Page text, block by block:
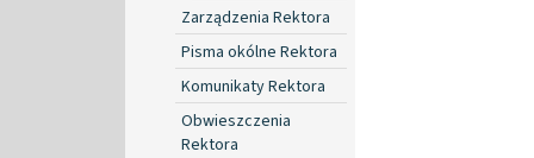
Zarządzenia Rektora
Pisma okólne Rektora
Komunikaty Rektora
Obwieszczenia
Rektora